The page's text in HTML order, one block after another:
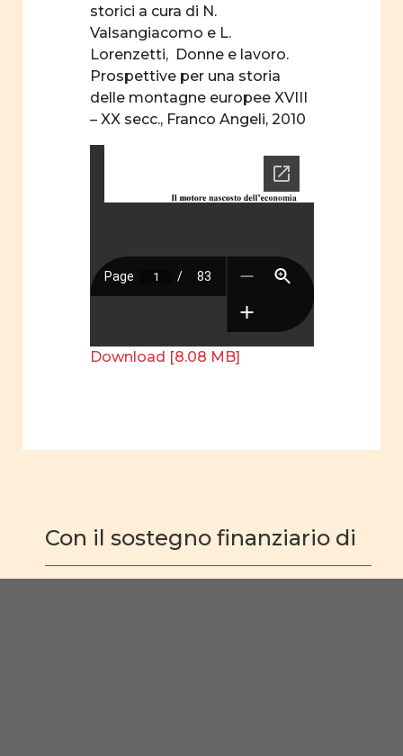
storici a cura di N.
Valsangiacomo e L.
Lorenzetti, Donne e lavoro.
Prospettive per una storia
delle montagne europee XVIII
– XX secc., Franco Angeli, 2010
Download [8.08 MB]
Con il sostegno finanziario di